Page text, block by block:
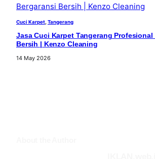
Cuci Karpet, Tangerang
Jasa Cuci Karpet Tangerang
Bersih | Kenzo Cleaning
14 May 2026